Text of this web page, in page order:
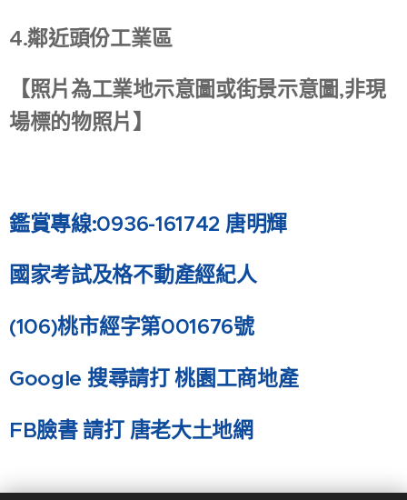
4.鄰近頭份工業區
【照片為工業地示意圖或街景示意圖,非現
場標的物照片】
鑑賞專線:0936-161742 唐明輝
國家考試及格不動產經紀人
(106)桃市經字第001676號
Google 搜尋請打 桃園工商地產
FB臉書 請打 唐老大土地網